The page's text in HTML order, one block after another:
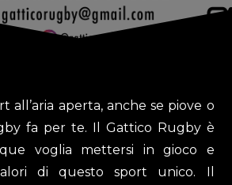
all’aria aperta, anche se piove o
fa per te. Il Gattico Rugby è
voglia mettersi in gioco e
di questo sport unico. Il